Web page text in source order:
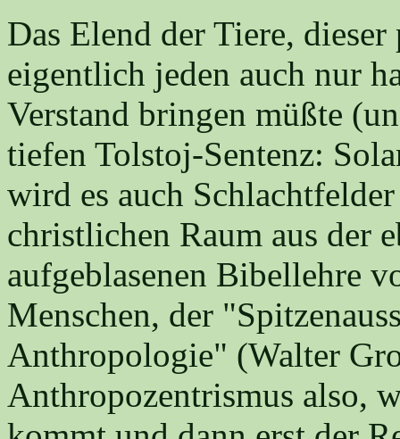
Das Elend der Tiere,
eigentlich jeden auch nur
Verstand bringen müßte
tiefen Tolstoj-Sentenz:
wird es auch
christlichen Raum aus der
aufgeblasenen Bibellehre
Menschen, der
Anthropologie" (Walter
Anthropozentrismus also,